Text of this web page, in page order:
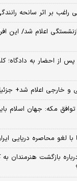
راغب بر اثر سانحه
پس از احضار به
و خارجی اعلام شد+
مکه: جهان اسلام
لغو محاصره دریایی
بازگشت هنرمندان